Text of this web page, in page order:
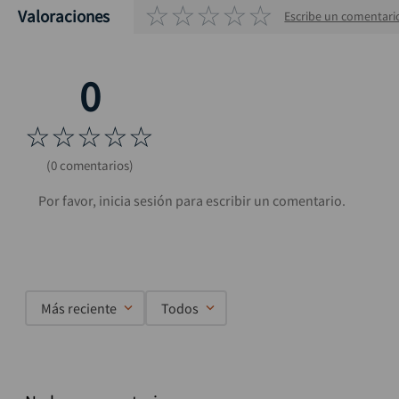
Valoraciones ☆☆☆☆☆ Escribe un
☆☆☆☆☆
(0 comentarios)
Más reciente Todos